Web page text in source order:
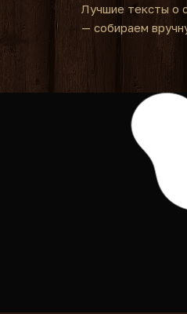
Лучшие тексты о
— собираем